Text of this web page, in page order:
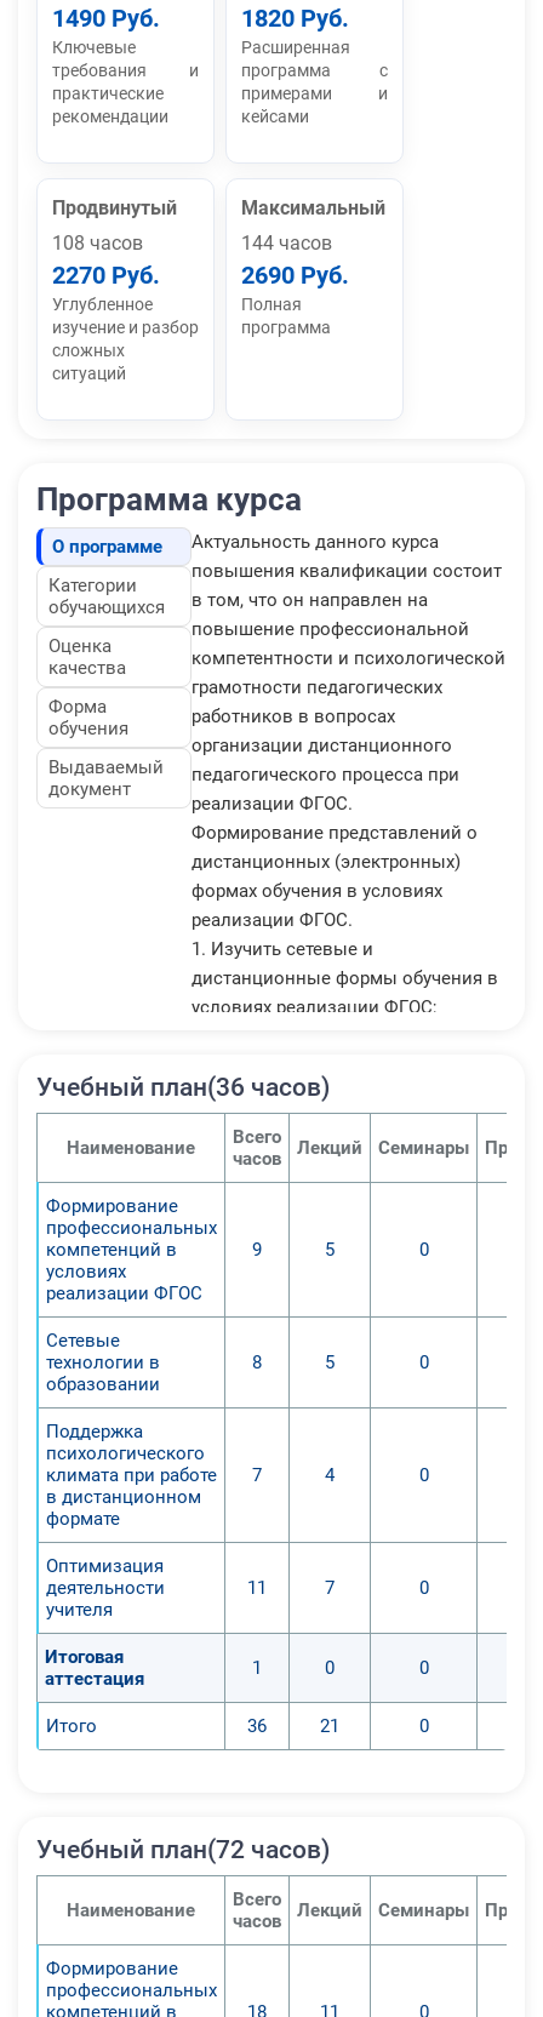
1490 Руб.
Ключевые
требования и
практические
рекомендации
1820 Руб.
Расширенная
программа с
примерами и
кейсами
Продвинутый
108 часов
2270 Руб.
Углубленное
изучение и разбор
сложных
ситуаций
Максимальный
144 часов
2690 Руб.
Полная
программа
Программа курса
О программе
Категории
обучающихся
Оценка
качества
Форма
обучения
Выдаваемый
документ
Актуальность данного курса
повышения квалификации состоит
в том, что он направлен на
повышение профессиональной
компетентности и психологической
грамотности педагогических
работников в вопросах
организации дистанционного
педагогического процесса при
реализации ФГОС.
Формирование представлений о
дистанционных (электронных)
формах обучения в условиях
реализации ФГОС.
1.​ Изучить сетевые и
дистанционные формы обучения в
условиях реализации ФГОС;
3.​ Содействовать формированию
дистанционных форм обучения в
образовательном процессе.
По окончании удаленного курса
1.​ Изучить сетевые и
условиях реализации ФГОС;
дистанционные формы обучения;
навыков использования
дистанционных форм обучения в
Учебный план(36 часов)
Наименование
Всего
часов
Лекций Семинары
Формирование
профессиональных
компетенций в
условиях
реализации ФГОС
9 5 0
Сетевые
технологии в
образовании
8 5 0
Поддержка
психологического
климата при работе
в дистанционном
формате
7 4 0
Оптимизация
деятельности
учителя
11 7 0
Итоговая
аттестация
1 0 0
Итого 36 21 0
Учебный план(72 часов)
Наименование
Всего
часов
Лекций Семинары
Формирование
профессиональных
компетенций в
18 11 0